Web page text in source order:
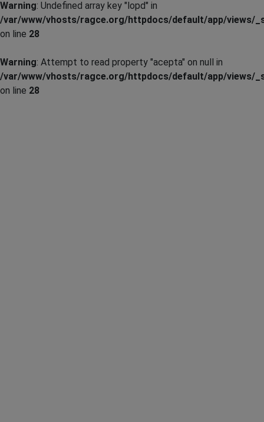
Warning: Undefined array key "lopd" in
/var/www/vhosts/ragce.org/httpdocs/default/app/views/
on line 28
Warning: Attempt to read property "acepta" on null in
/var/www/vhosts/ragce.org/httpdocs/default/app/views/
on line 28